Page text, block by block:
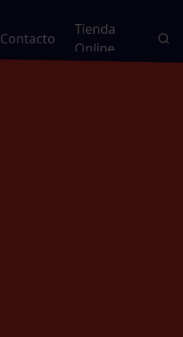
Contacto
Tienda
Online